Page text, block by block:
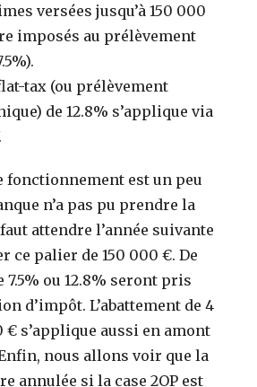
versées jusqu’à 150 000
imposés au prélèvement
tax (ou prélèvement
de 12.8% s’applique via
est un peu
n’a pas pu prendre la
attendre l’année suivante
ce palier de 150 000 €. De
7.5% ou 12.8% seront pris
d’impôt. L’abattement de 4
€ s’applique aussi en amont
nous allons voir que la
annulée si la case 2OP est